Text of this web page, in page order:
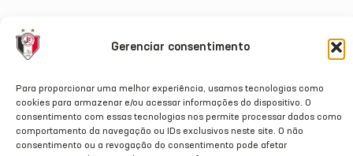
Gerenciar consentimento
Para proporcionar uma melhor experiência, usamos tecnologias como
cookies para armazenar e/ou acessar informações do dispositivo. O
consentimento com essas tecnologias nos permite processar dados como
comportamento da navegação ou IDs exclusivos neste site. O não
consentimento ou a revogação do consentimento pode afetar